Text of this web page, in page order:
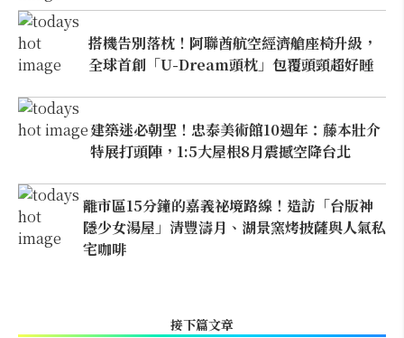
搭機告別落枕！阿聯酋航空經濟艙座椅升級，
全球首創「U-Dream頭枕」包覆頭頸超好睡
建築迷必朝聖！忠泰美術館10週年：藤本壯介
特展打頭陣，1:5大屋根8月震撼空降台北
離市區15分鐘的嘉義祕境路線！造訪「台版神
隱少女湯屋」清豐濤月、湖景窯烤披薩與人氣私
宅咖啡
接下篇文章